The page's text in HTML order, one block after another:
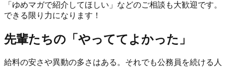
「ゆめマガで紹介してほしい」などのご相談も大歓迎です。
できる限り力になります！
先輩たちの「やっててよかった」
給料の安さや異動の多さはある。それでも公務員を続ける人